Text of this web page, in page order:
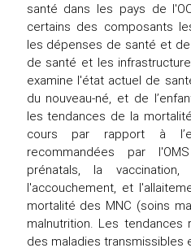
santé dans les pays de
certains des composants
les dépenses de santé et
de santé et les
examine l'état actuel de
du nouveau-né, et de
les tendances de la
cours par rapport à
recommandées par
prénatals, la vaccination,
l'accouchement, et
mortalité des MNC (soins
malnutrition. Les
des maladies transmissibles